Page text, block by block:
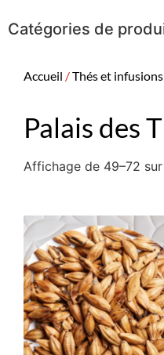
Catégories de
Accueil /Thés et infusions
Palais des
Affichage de 49–72